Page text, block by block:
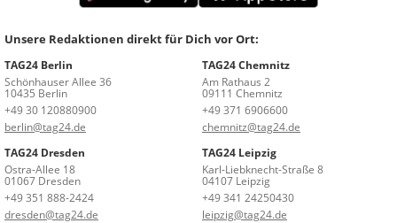
Unsere Redaktionen direkt für Dich vor Ort:
TAG24 Berlin
Schönhauser Allee 36
10435 Berlin
+49 30 120880900
berlin@tag24.de
TAG24 Chemnitz
Am Rathaus 2
09111 Chemnitz
+49 371 6906600
chemnitz@tag24.de
TAG24 Dresden
Ostra-Allee 18
01067 Dresden
+49 351 888-2424
dresden@tag24.de
TAG24 Leipzig
Karl-Liebknecht-Straße 8
04107 Leipzig
+49 341 24250430
leipzig@tag24.de